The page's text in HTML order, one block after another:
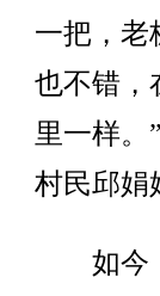
一把，老
也不错，
里一样。
村民邱娟
如今，